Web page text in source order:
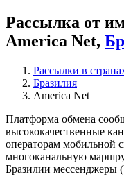
Рассылка от
America Net,
Рассылки в
Бразилия
America Net
Платформа обмена
высококачественные
операторам мобильной
многоканальную
Бразилии мессенджеры